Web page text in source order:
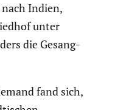
Indien,
unter
die Gesang­
fand sich,